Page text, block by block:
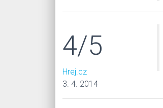
4/5
Hrej.cz
3. 4. 2014